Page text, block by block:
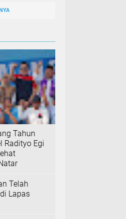
Tahun
Radityo Egi
Telah
Lapas